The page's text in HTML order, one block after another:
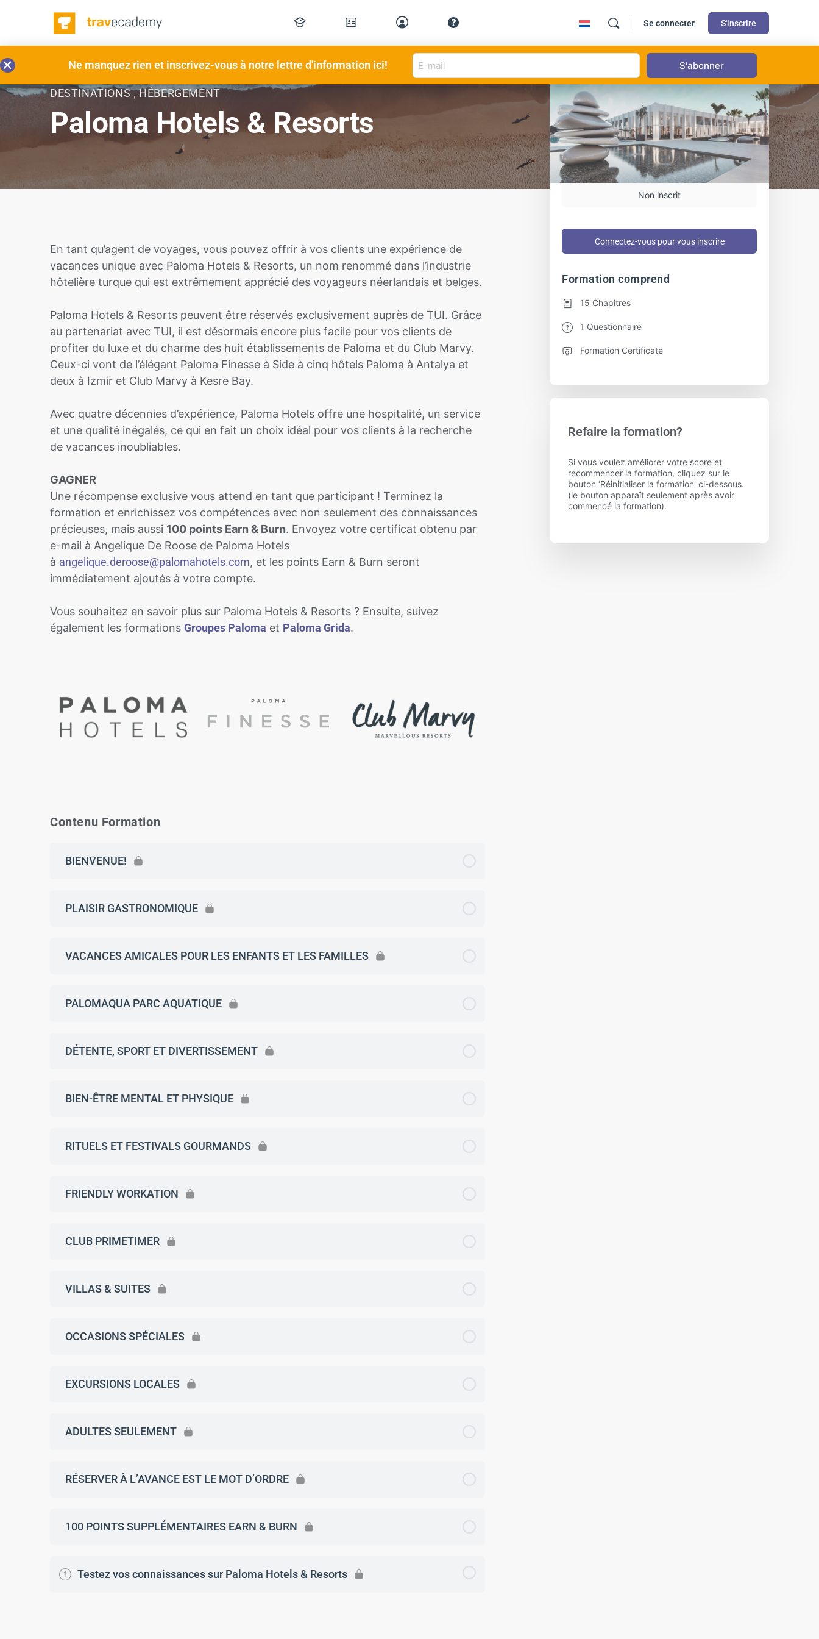
Se connecter S'inscrire
DESTINATIONS, HÉBERGEMENT
Paloma Hotels & Resorts
En tant qu’agent de voyages, vous pouvez offrir à vos clients une expérience de
vacances unique avec Paloma Hotels & Resorts, un nom renommé dans l’industrie
hôtelière turque qui est extrêmement apprécié des voyageurs néerlandais et belges.
Paloma Hotels & Resorts peuvent être réservés exclusivement auprès de TUI. Grâce
au partenariat avec TUI, il est désormais encore plus facile pour vos clients de
profiter du luxe et du charme des huit établissements de Paloma et du Club Marvy.
Ceux-ci vont de l’élégant Paloma Finesse à Side à cinq hôtels Paloma à Antalya et
deux à Izmir et Club Marvy à Kesre Bay.
Avec quatre décennies d’expérience, Paloma Hotels offre une hospitalité, un service
et une qualité inégalés, ce qui en fait un choix idéal pour vos clients à la recherche
de vacances inoubliables.
GAGNER
Une récompense exclusive vous attend en tant que participant ! Terminez la
formation et enrichissez vos compétences avec non seulement des connaissances
précieuses, mais aussi 100 points Earn & Burn. Envoyez votre certificat obtenu par
e-mail à Angelique De Roose de Paloma Hotels
à angelique.deroose@palomahotels.com, et les points Earn & Burn seront
immédiatement ajoutés à votre compte.
Vous souhaitez en savoir plus sur Paloma Hotels & Resorts ? Ensuite, suivez
également les formations Groupes Paloma et Paloma Grida.
Contenu Formation
BIENVENUE!
PLAISIR GASTRONOMIQUE
VACANCES AMICALES POUR LES ENFANTS ET LES FAMILLES
PALOMAQUA PARC AQUATIQUE
DÉTENTE, SPORT ET DIVERTISSEMENT
BIEN-ÊTRE MENTAL ET PHYSIQUE
RITUELS ET FESTIVALS GOURMANDS
FRIENDLY WORKATION
CLUB PRIMETIMER
VILLAS & SUITES
OCCASIONS SPÉCIALES
EXCURSIONS LOCALES
ADULTES SEULEMENT
RÉSERVER À L’AVANCE EST LE MOT D’ORDRE
100 POINTS SUPPLÉMENTAIRES EARN & BURN
Testez vos connaissances sur Paloma Hotels & Resorts
Non inscrit
Connectez-vous pour vous inscrire
Formation comprend
15 Chapitres
1 Questionnaire
Formation Certificate
Refaire la formation?
Si vous voulez améliorer votre score et
recommencer la formation, cliquez sur le
bouton ‘Réinitialiser la formation' ci-dessous.
(le bouton apparaît seulement après avoir
commencé la formation).
Ne manquez rien et inscrivez-vous à notre lettre d'information ici!
E-
mail